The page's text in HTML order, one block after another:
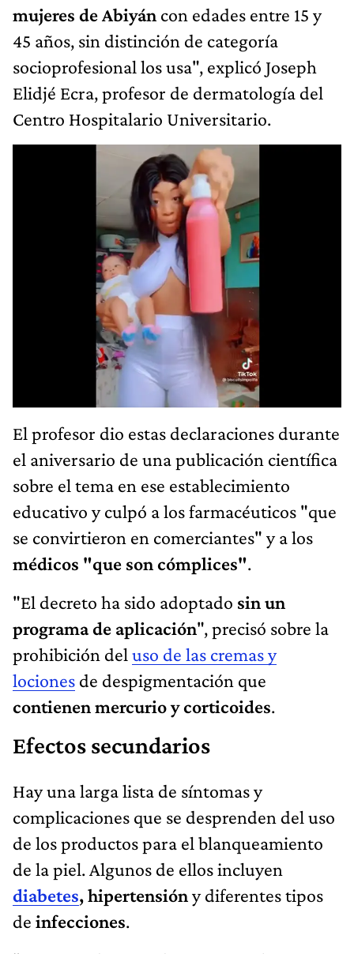
mujeres de Abiyán con edades entre 15 y
45 años, sin distinción de categoría
socioprofesional los usa", explicó Joseph
Elidjé Ecra, profesor de dermatología del
Centro Hospitalario Universitario.
El profesor dio estas declaraciones durante
el aniversario de una publicación científica
sobre el tema en ese establecimiento
educativo y culpó a los farmacéuticos "que
se convirtieron en comerciantes" y a los
médicos "que son cómplices".
"El decreto ha sido adoptado sin un
programa de aplicación", precisó sobre la
prohibición del uso de las cremas y
lociones de despigmentación que
contienen mercurio y corticoides.
Efectos secundarios
Hay una larga lista de síntomas y
complicaciones que se desprenden del uso
de los productos para el blanqueamiento
de la piel. Algunos de ellos incluyen
diabetes, hipertensióny diferentes tipos
de infecciones.